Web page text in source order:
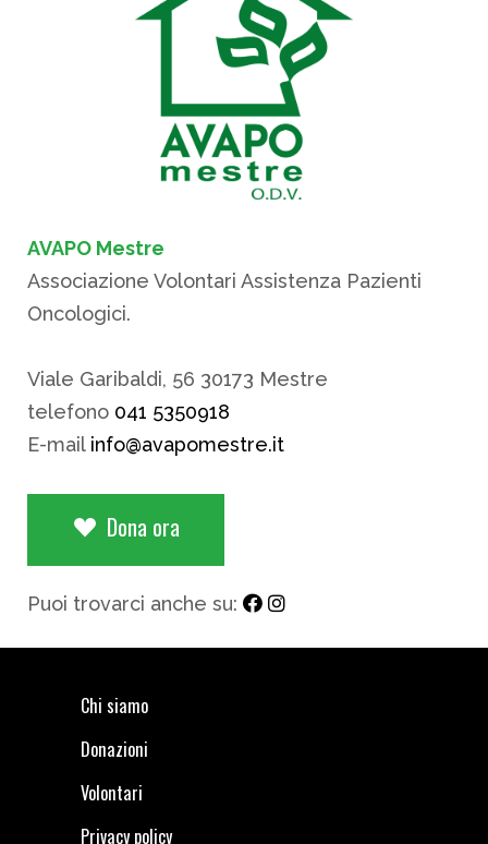
AVAPO Mestre
Associazione Volontari Assistenza Pazienti
Oncologici.
Viale Garibaldi, 56 30173 Mestre
telefono 041 5350918
E-mail info@avapomestre.it
Dona ora
Puoi trovarci anche su:
Chi siamo
Donazioni
Volontari
Privacy policy